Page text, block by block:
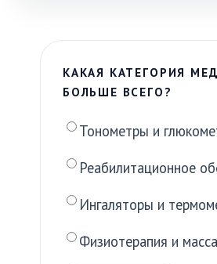
КАКАЯ КАТЕГОРИЯ
БОЛЬШЕ ВСЕГО?
Тонометры и
Реабилитационное
Ингаляторы и
Физиотерапия и